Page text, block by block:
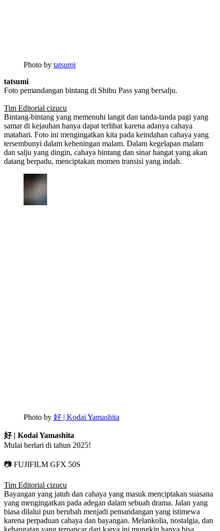
Photo by tatsumi
tatsumi
Foto pemandangan bintang di Shibu Pass yang bersalju.
Tim Editorial cizucu
Bintang-bintang yang memenuhi langit dan tanda-tanda pagi yang
samar di kejauhan hanya dapat terlihat karena adanya cahaya
matahari. Foto ini mengingatkan kita pada keindahan cahaya yang
tersembunyi dalam keheningan malam. Dalam kegelapan malam
dan salju yang dingin, cahaya bintang dan sinar hangat yang akan
datang berpadu, menciptakan momen transisi yang indah.
Photo by 好 | Kodai Yamashita
好 | Kodai Yamashita
Mulai berlari di tahun 2025!
📷 FUJIFILM GFX 50S
Tim Editorial cizucu
Bayangan yang jatuh dan cahaya yang masuk menciptakan suasana
yang mengingatkan pada adegan dalam sebuah drama. Jalan yang
biasa dilalui pun berubah menjadi pemandangan yang istimewa
karena perpaduan cahaya dan bayangan. Melankolia, nostalgia, dan
kehangatan yang terpancar dari karya ini mungkin hanya bisa